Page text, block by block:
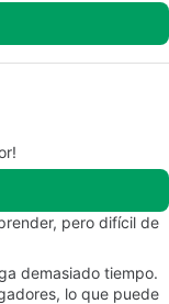
pero difícil de
demasiado tiempo.
lo que puede